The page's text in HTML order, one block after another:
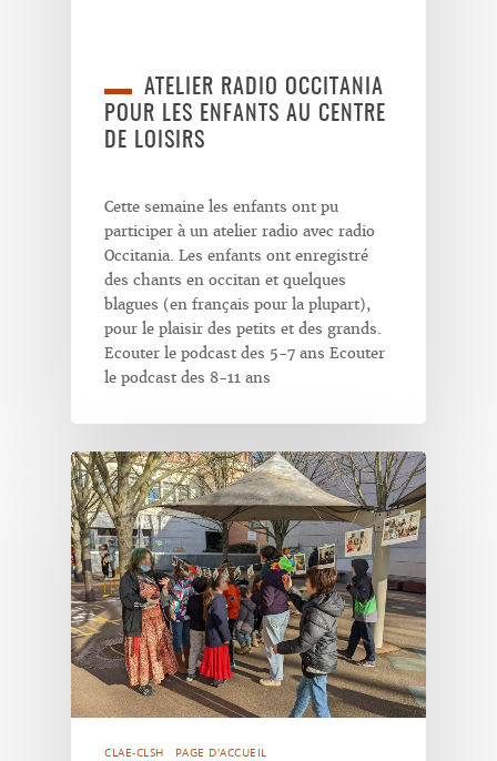
ATELIER RADIO OCCITANIA
POUR LES ENFANTS AU CENTRE
DE LOISIRS
Cette semaine les enfants ont pu
participer à un atelier radio avec radio
Occitania. Les enfants ont enregistré
des chants en occitan et quelques
blagues (en français pour la plupart),
pour le plaisir des petits et des grands.
Ecouter le podcast des 5-7 ans Ecouter
le podcast des 8-11 ans
CLAE-CLSH PAGE D'ACCUEIL